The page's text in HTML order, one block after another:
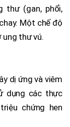
thư (gan, phổi,
Một chế độ
ung thư vú.
dị ứng và viêm
dụng các thực
chứng hen